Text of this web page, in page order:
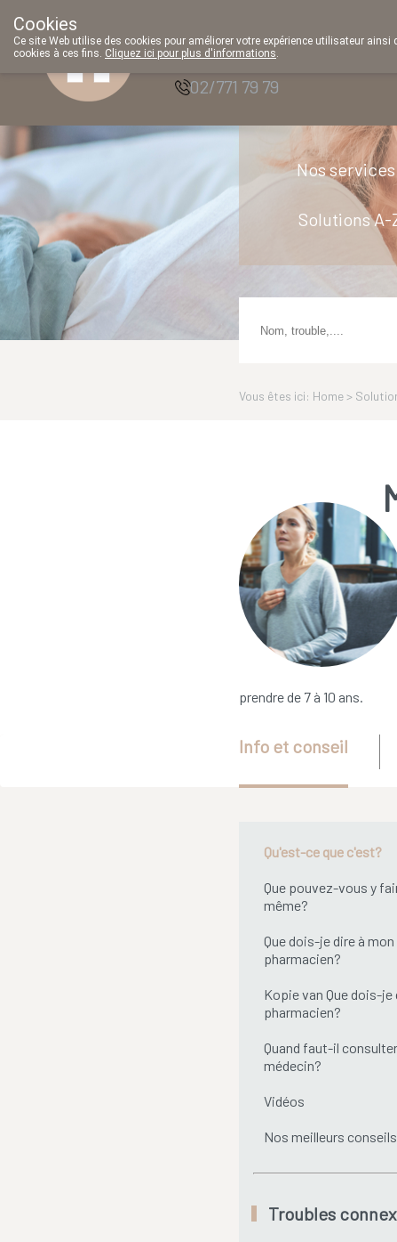
Pharmacie Parent
SRL
02/771 79 79
Nos services
Solutions A-
Vous êtes ici: Home >
prendre de 7 à 10 ans.
Qu'est-ce que c'est?
Que pouvez-vous y
même?
Que dois-je dire à mon
pharmacien?
Kopie van Que dois-je
pharmacien?
Quand faut-il
médecin?
Vidéos
Nos meilleurs conseils
Troubles
Info et conseil
Cookies
Ce site Web utilise des cookies pour améliorer votre expérience utilisateur
cookies à ces fins. Cliquez ici pour plus d'informations.